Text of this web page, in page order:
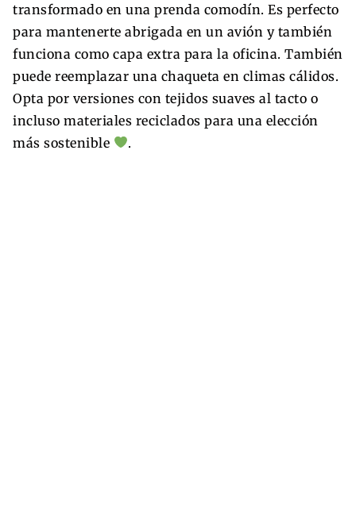
transformado en una prenda comodín. Es perfecto
para mantenerte abrigada en un avión y también
funciona como capa extra para la oficina. También
puede reemplazar una chaqueta en climas cálidos.
Opta por versiones con tejidos suaves al tacto o
incluso materiales reciclados para una elección
más sostenible
.